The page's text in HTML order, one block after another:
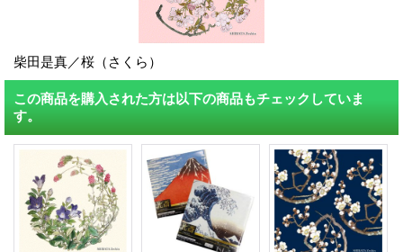
柴田是真／桜（さくら）
この商品を購入された方は以下の商品もチェックしていま
す。